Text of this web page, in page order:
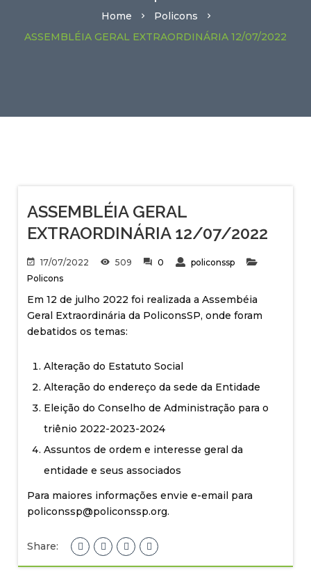
Home
Policons
ASSEMBLÉIA GERAL EXTRAORDINÁRIA 12/07/2022
ASSEMBLÉIA GERAL
EXTRAORDINÁRIA 12/07/2022
17/07/2022 509 0
policonssp
Policons
Em 12 de julho 2022 foi realizada a Assembéia
Geral Extraordinária da PoliconsSP, onde foram
debatidos os temas:
Alteração do Estatuto Social
Alteração do endereço da sede da Entidade
Eleição do Conselho de Administração para o
triênio 2022-2023-2024
Assuntos de ordem e interesse geral da
entidade e seus associados
Para maiores informações envie e-email para
policonssp@policonssp.org.
Share: